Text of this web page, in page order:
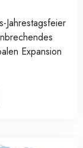
Jahrestagsfeier
Expansion